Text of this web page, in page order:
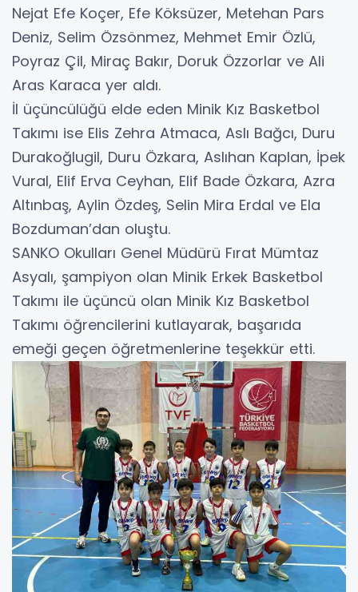
Nejat Efe Koçer, Efe Köksüzer, Metehan Pars
Deniz, Selim Özsönmez, Mehmet Emir Özlü,
Poyraz Çil, Miraç Bakır, Doruk Özzorlar ve Ali
Aras Karaca yer aldı.
İl üçüncülüğü elde eden Minik Kız Basketbol
Takımı ise Elis Zehra Atmaca, Aslı Bağcı, Duru
Durakoğlugil, Duru Özkara, Aslıhan Kaplan, İpek
Vural, Elif Erva Ceyhan, Elif Bade Özkara, Azra
Altınbaş, Aylin Özdeş, Selin Mira Erdal ve Ela
Bozduman’dan oluştu.
SANKO Okulları Genel Müdürü Fırat Mümtaz
Asyalı, şampiyon olan Minik Erkek Basketbol
Takımı ile üçüncü olan Minik Kız Basketbol
Takımı öğrencilerini kutlayarak, başarıda
emeği geçen öğretmenlerine teşekkür etti.